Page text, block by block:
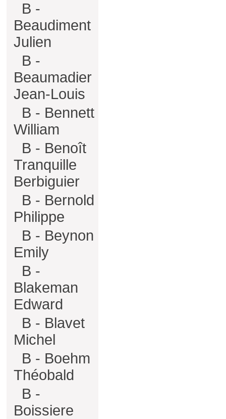
B -
Beaudiment
Julien
B -
Beaumadier
Jean-Louis
B - Bennett
William
B - Benoît
Tranquille
Berbiguier
B - Bernold
Philippe
B - Beynon
Emily
B -
Blakeman
Edward
B - Blavet
Michel
B - Boehm
Théobald
B -
Boissiere